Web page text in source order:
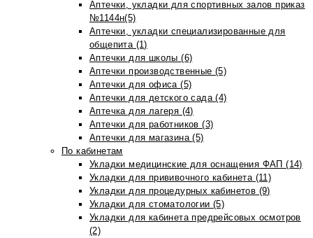
Аптечки, укладки для спортивных залов приказ
№1144н(5)
Аптечки, укладки специализированные для
общепита (1)
Аптечки для школы (6)
Аптечки производственные (5)
Аптечки для офиса (5)
Аптечки для детского сада (4)
Аптечка для лагеря (4)
Аптечки для работников (3)
Аптечки для магазина (5)
По кабинетам
Укладки медицинские для оснащения ФАП (14)
Укладки для прививочного кабинета (11)
Укладки для процедурных кабинетов (9)
Укладки для стоматологии (5)
Укладки для кабинета предрейсовых осмотров
(2)